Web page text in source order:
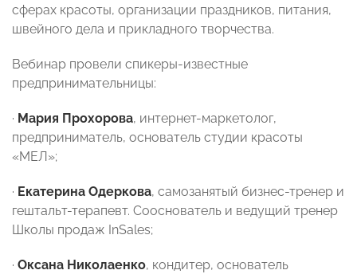
сферах красоты, организации праздников, питания,
швейного дела и прикладного творчества.
Вебинар провели спикеры-известные
предпринимательницы:
· Мария Прохорова, интернет-маркетолог,
предприниматель, основатель студии красоты
«МЕЛ»;
· Екатерина Одеркова, самозанятый бизнес-тренер и
гештальт-терапевт. Сооснователь и ведущий тренер
Школы продаж InSales;
· Оксана Николаенко, кондитер, основатель